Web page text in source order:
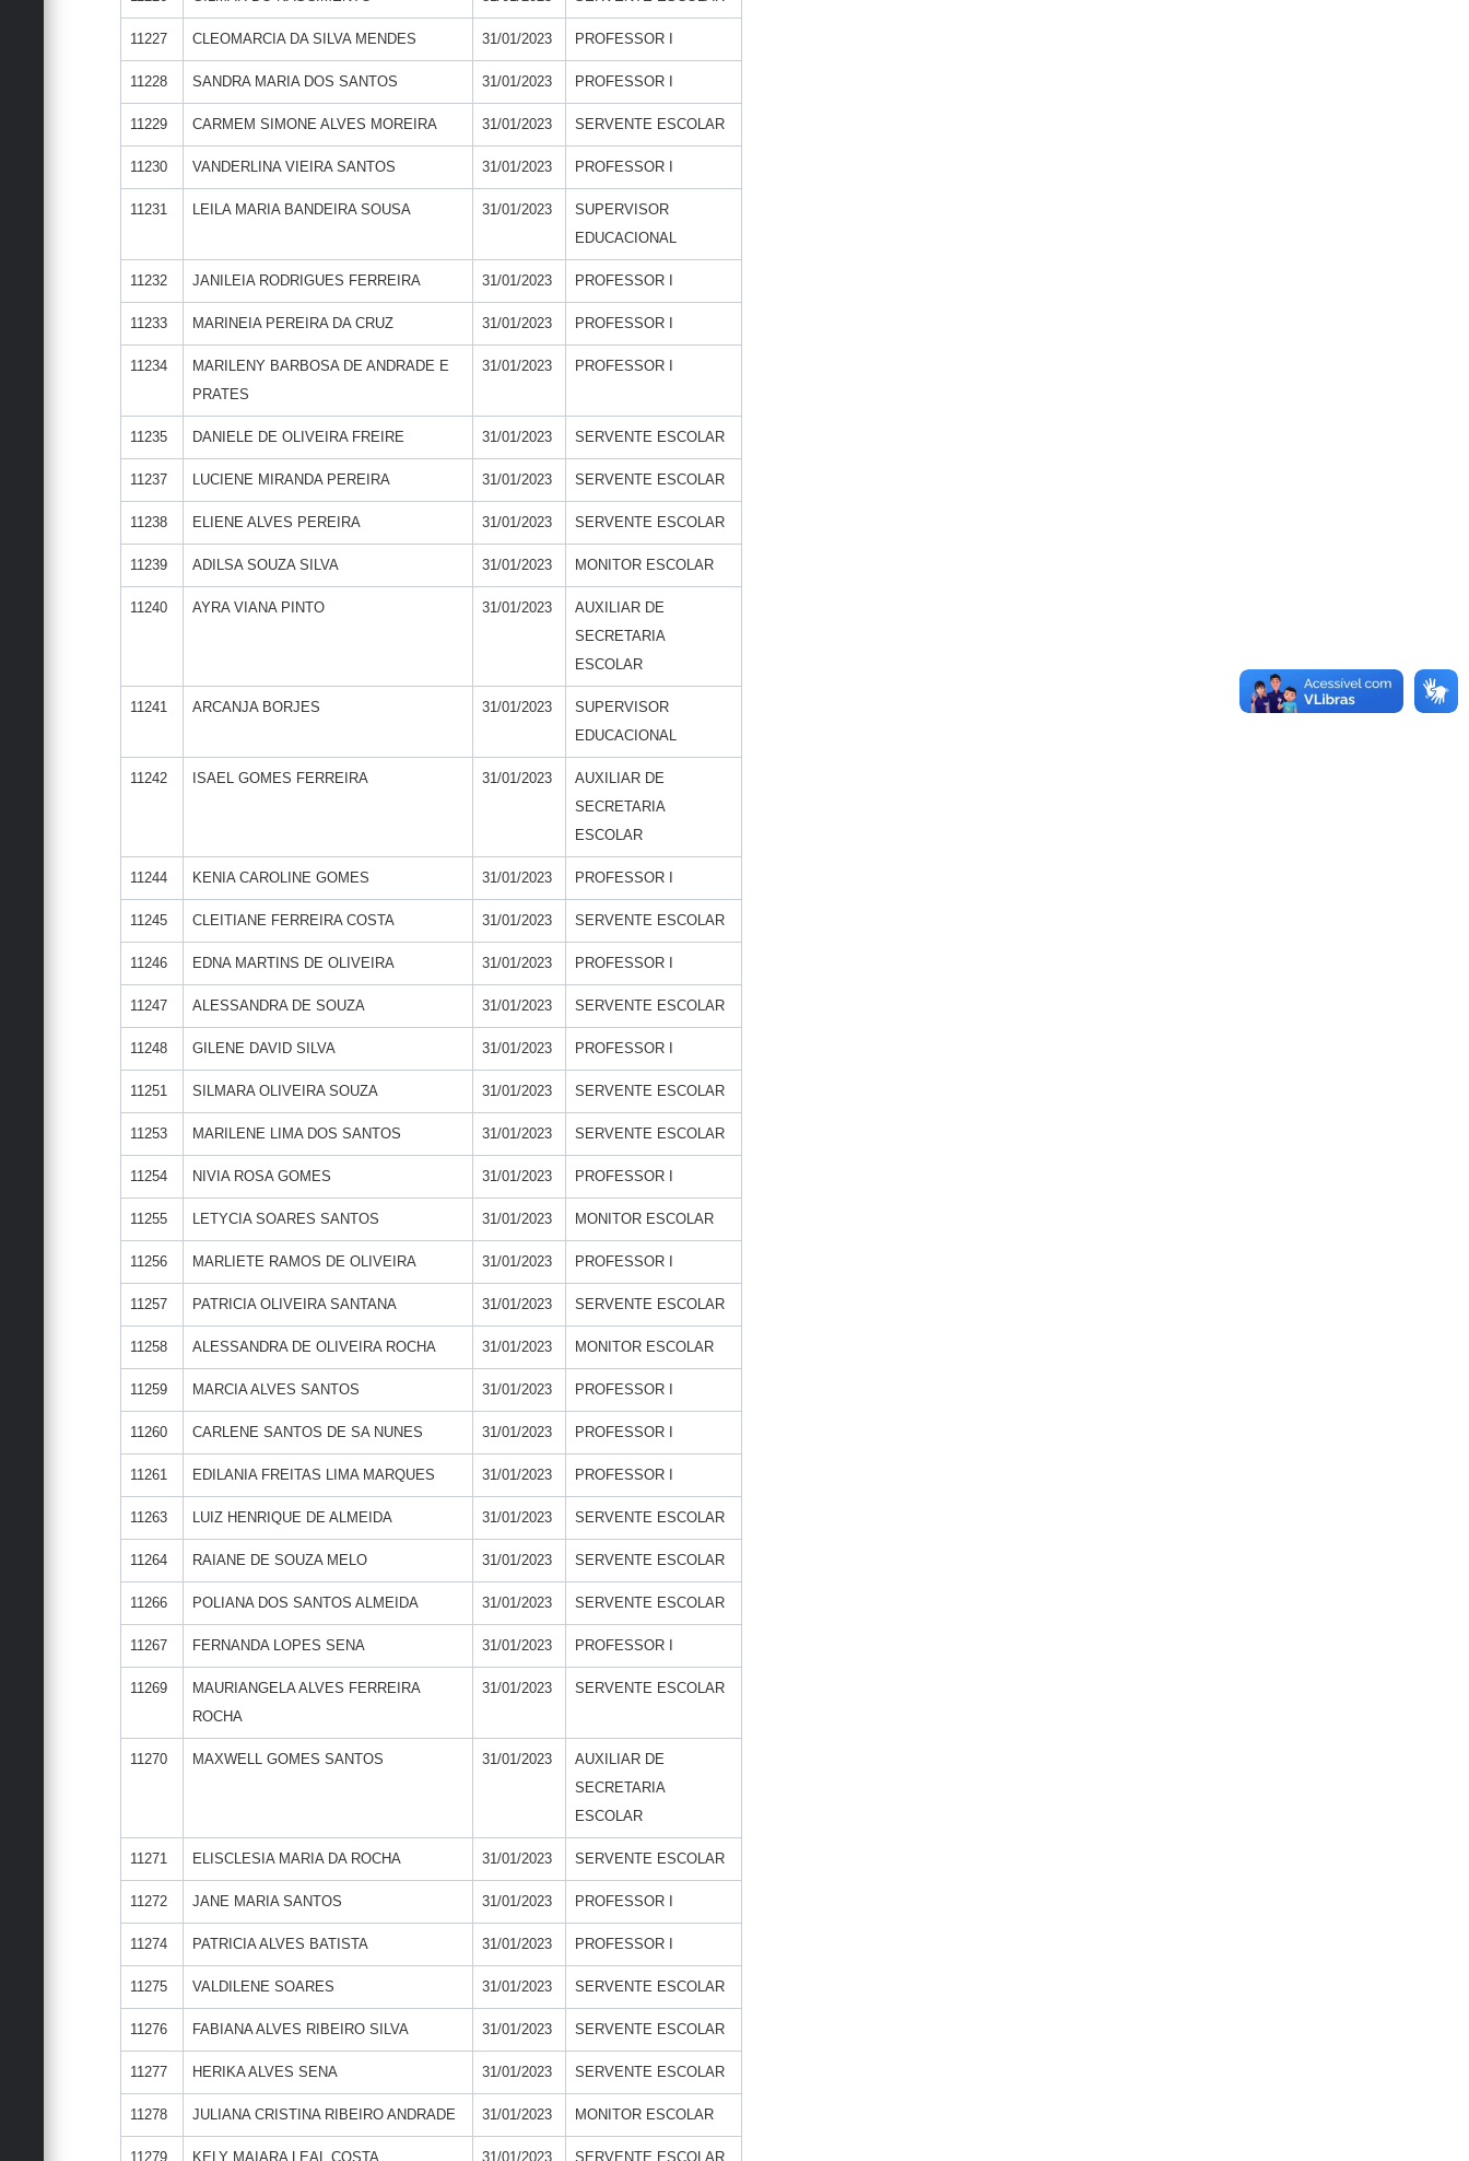
11227 CLEOMARCIA DA SILVA MENDES 31/01/2023 PROFESSOR I
11228 SANDRA MARIA DOS SANTOS 31/01/2023 PROFESSOR I
11229 CARMEM SIMONE ALVES MOREIRA 31/01/2023 SERVENTE ESCOLAR
11230 VANDERLINA VIEIRA SANTOS 31/01/2023 PROFESSOR I
11231 LEILA MARIA BANDEIRA SOUSA 31/01/2023
SUPERVISOR
EDUCACIONAL
11232 JANILEIA RODRIGUES FERREIRA 31/01/2023 PROFESSOR I
11233 MARINEIA PEREIRA DA CRUZ 31/01/2023 PROFESSOR I
11234
MARILENY BARBOSA DE ANDRADE E
PRATES
31/01/2023 PROFESSOR I
11235 DANIELE DE OLIVEIRA FREIRE 31/01/2023 SERVENTE ESCOLAR
11237 LUCIENE MIRANDA PEREIRA 31/01/2023 SERVENTE ESCOLAR
11238 ELIENE ALVES PEREIRA 31/01/2023 SERVENTE ESCOLAR
11239 ADILSA SOUZA SILVA 31/01/2023 MONITOR ESCOLAR
11240 AYRA VIANA PINTO 31/01/2023
AUXILIAR DE
SECRETARIA
ESCOLAR
11241 ARCANJA BORJES 31/01/2023
SUPERVISOR
EDUCACIONAL
11242 ISAEL GOMES FERREIRA 31/01/2023
AUXILIAR DE
SECRETARIA
ESCOLAR
11244 KENIA CAROLINE GOMES 31/01/2023 PROFESSOR I
11245 CLEITIANE FERREIRA COSTA 31/01/2023 SERVENTE ESCOLAR
11246 EDNA MARTINS DE OLIVEIRA 31/01/2023 PROFESSOR I
11247 ALESSANDRA DE SOUZA 31/01/2023 SERVENTE ESCOLAR
11248 GILENE DAVID SILVA 31/01/2023 PROFESSOR I
11251 SILMARA OLIVEIRA SOUZA 31/01/2023 SERVENTE ESCOLAR
11253 MARILENE LIMA DOS SANTOS 31/01/2023 SERVENTE ESCOLAR
11254 NIVIA ROSA GOMES 31/01/2023 PROFESSOR I
11255 LETYCIA SOARES SANTOS 31/01/2023 MONITOR ESCOLAR
11256 MARLIETE RAMOS DE OLIVEIRA 31/01/2023 PROFESSOR I
11257 PATRICIA OLIVEIRA SANTANA 31/01/2023 SERVENTE ESCOLAR
11258 ALESSANDRA DE OLIVEIRA ROCHA 31/01/2023 MONITOR ESCOLAR
11259 MARCIA ALVES SANTOS 31/01/2023 PROFESSOR I
11260 CARLENE SANTOS DE SA NUNES 31/01/2023 PROFESSOR I
11261 EDILANIA FREITAS LIMA MARQUES 31/01/2023 PROFESSOR I
11263 LUIZ HENRIQUE DE ALMEIDA 31/01/2023 SERVENTE ESCOLAR
11264 RAIANE DE SOUZA MELO 31/01/2023 SERVENTE ESCOLAR
11266 POLIANA DOS SANTOS ALMEIDA 31/01/2023 SERVENTE ESCOLAR
11267 FERNANDA LOPES SENA 31/01/2023 PROFESSOR I
11269
MAURIANGELA ALVES FERREIRA
ROCHA
31/01/2023 SERVENTE ESCOLAR
11270 MAXWELL GOMES SANTOS 31/01/2023
AUXILIAR DE
SECRETARIA
ESCOLAR
11271 ELISCLESIA MARIA DA ROCHA 31/01/2023 SERVENTE ESCOLAR
11272 JANE MARIA SANTOS 31/01/2023 PROFESSOR I
11274 PATRICIA ALVES BATISTA 31/01/2023 PROFESSOR I
11275 VALDILENE SOARES 31/01/2023 SERVENTE ESCOLAR
11276 FABIANA ALVES RIBEIRO SILVA 31/01/2023 SERVENTE ESCOLAR
11277 HERIKA ALVES SENA 31/01/2023 SERVENTE ESCOLAR
11278 JULIANA CRISTINA RIBEIRO ANDRADE 31/01/2023 MONITOR ESCOLAR
11279 KELY MAIARA LEAL COSTA 31/01/2023 SERVENTE ESCOLAR